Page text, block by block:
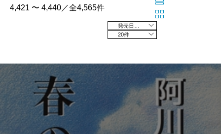
4,421 〜 4,440／全4,565件
20件